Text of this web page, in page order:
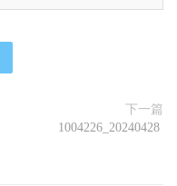
下一篇
1004226_20240428